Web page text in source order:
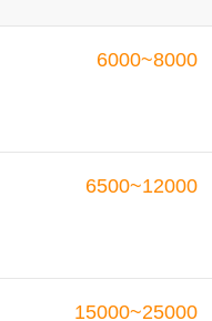
6000~8000
6500~12000
15000~25000